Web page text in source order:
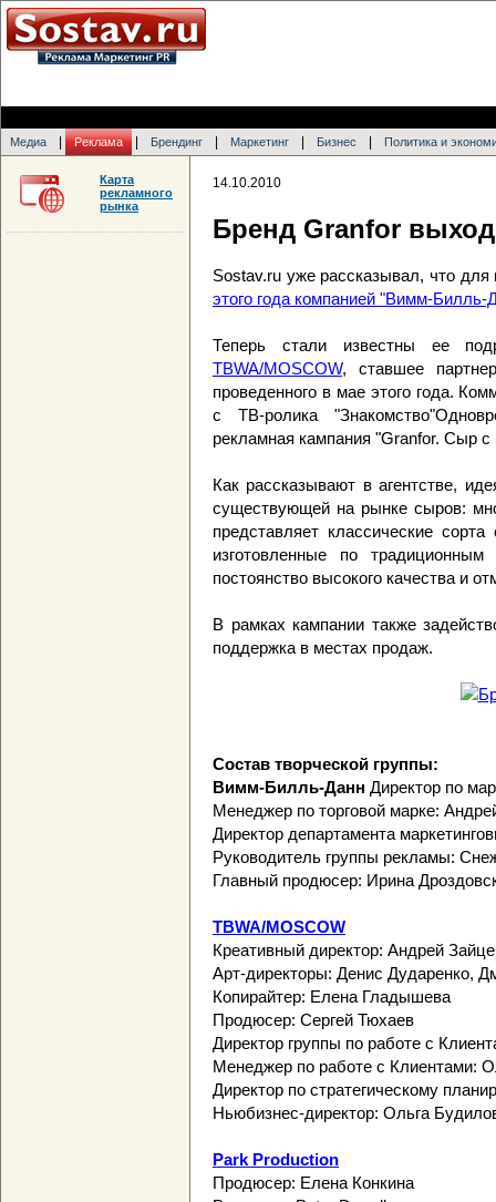
Медиа Реклама Брендинг Маркетинг Бизнес Политика и
14.10.2010
Бренд Granfor
Sostav.ru уже рассказывал, что для
этого года компанией "Вимм-
Теперь стали известны ее
TBWA/MOSCOW, ставшее
проведенного в мае этого года.
с ТВ-ролика
рекламная кампания "Granfor. Сыр
Как рассказывают в агентстве,
существующей на рынке сыров:
представляет классические
изготовленные по
постоянство высокого качества и
В рамках кампании также
поддержка в местах продаж.
Состав творческой группы:
Вимм-Билль-Данн Директор по
Менеджер по торговой марке:
Директор департамента
Руководитель группы рекламы:
Главный продюсер: Ирина
TBWA/MOSCOW
Креативный директор: Андрей
Арт-директоры: Денис Дударенко,
Копирайтер: Елена Гладышева
Продюсер: Сергей Тюхаев
Директор группы по работе с
Менеджер по работе с Клиентами:
Директор по стратегическому
Ньюбизнес-директор: Ольга
Park Production
Продюсер: Елена Конкина
Карта
рекламного
рынка